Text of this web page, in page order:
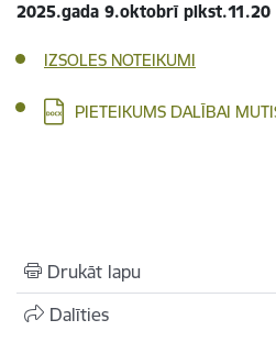
2025.gada 9.oktobrī plkst.11.20
IZSOLES NOTEIKUMI
Lejupielādēt:
PIETEIKUMS DALĪBAI
Drukāt lapu
Dalīties